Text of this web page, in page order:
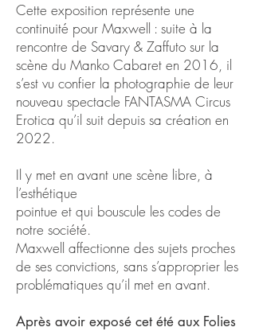
Cette exposition représente une
continuité pour Maxwell : suite à la
rencontre de Savary & Zaffuto sur la
scène du Manko Cabaret en 2016, il
s’est vu confier la photographie de leur
nouveau spectacle FANTASMA Circus
Erotica qu’il suit depuis sa création en
2022.
Il y met en avant une scène libre, à
l’esthétique
pointue et qui bouscule les codes de
notre société.
Maxwell affectionne des sujets proches
de ses convictions, sans s’approprier les
problématiques qu’il met en avant.
Après avoir exposé cet été aux Folies